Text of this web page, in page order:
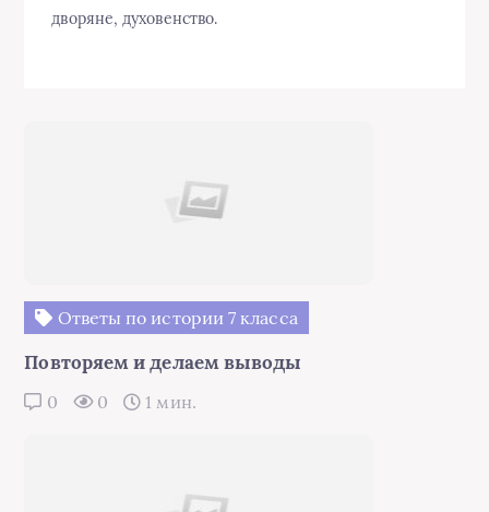
дворяне, духовенство.
Ответы по истории 7 класса
Повторяем и делаем выводы
0 0 1 мин.